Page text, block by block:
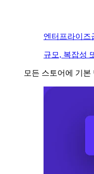
엔터프라이즈
규모, 복잡성
모든 스토어에 기본